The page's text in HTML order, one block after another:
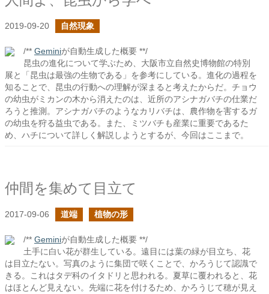
2019-09-20 自然現象
/** Geminiが自動生成した概要 **/
昆虫の進化について学ぶため、大阪市立自然史博物館の特別
展と「昆虫は最強の生物である」を参考にしている。進化の過程を
知ることで、昆虫の行動への理解が深まると考えたからだ。チョウ
の幼虫がミカンの木から消えたのは、近所のアシナガバチの仕業だ
ろうと推測。アシナガバチのようなカリバチは、農作物を害するガ
の幼虫を狩る益虫である。また、ミツバチも産業に重要であるた
め、ハチについて詳しく解説しようとするが、今回はここまで。
仲間を集めて目立て
2017-09-06 道端 植物の形
/** Geminiが自動生成した概要 **/
土手に白い花が群生している。遠目には葉の緑が目立ち、花
は目立たない。写真のように集団で咲くことで、かろうじて認識で
きる。これはタデ科のイタドリと思われる。夏草に覆われると、花
はほとんど見えない。先端に花を付けるため、かろうじて穂が見え